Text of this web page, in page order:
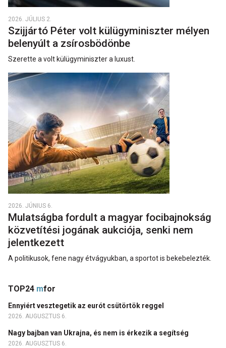
2026. JÚLIUS 2.
Szijjártó Péter volt külügyminiszter mélyen
belenyúlt a zsírosbödönbe
Szerette a volt külügyminiszter a luxust.
2026. JÚNIUS 6.
Mulatságba fordult a magyar focibajnokság
közvetítési jogának aukciója, senki nem
jelentkezett
A politikusok, fene nagy étvágyukban, a sportot is bekebelezték.
TOP24 mfor
Ennyiért vesztegetik az eurót csütörtök reggel
2026. AUGUSZTUS 6.
Nagy bajban van Ukrajna, és nem is érkezik a segítség
2026. AUGUSZTUS 6.